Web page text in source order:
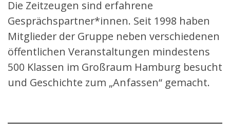
Die Zeitzeugen sind erfahrene
Gesprächspartner*innen. Seit 1998 haben
Mitglieder der Gruppe neben verschiedenen
öffentlichen Veranstaltungen mindestens
500 Klassen im Großraum Hamburg besucht
und Geschichte zum „Anfassen“ gemacht.